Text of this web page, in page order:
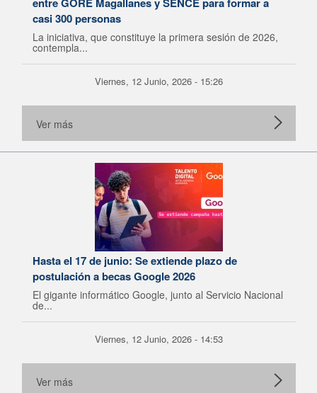
casi 300 personas
La iniciativa, que constituye la primera sesión de 2026,
contempla...
Viernes, 12 Junio, 2026 - 15:26
Ver más
Hasta el 17 de junio: Se extiende plazo de
postulación a becas Google 2026
El gigante informático Google, junto al Servicio Nacional
de...
Viernes, 12 Junio, 2026 - 14:53
Ver más